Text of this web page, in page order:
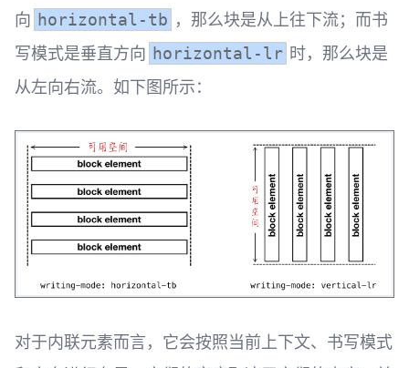
向 horizontal-tb ，那么块是从上往下流；而书
写模式是垂直方向 horizontal-lr 时，那么块是
从左向右流。如下图所示：
对于内联元素而言，它会按照当前上下文、书写模式